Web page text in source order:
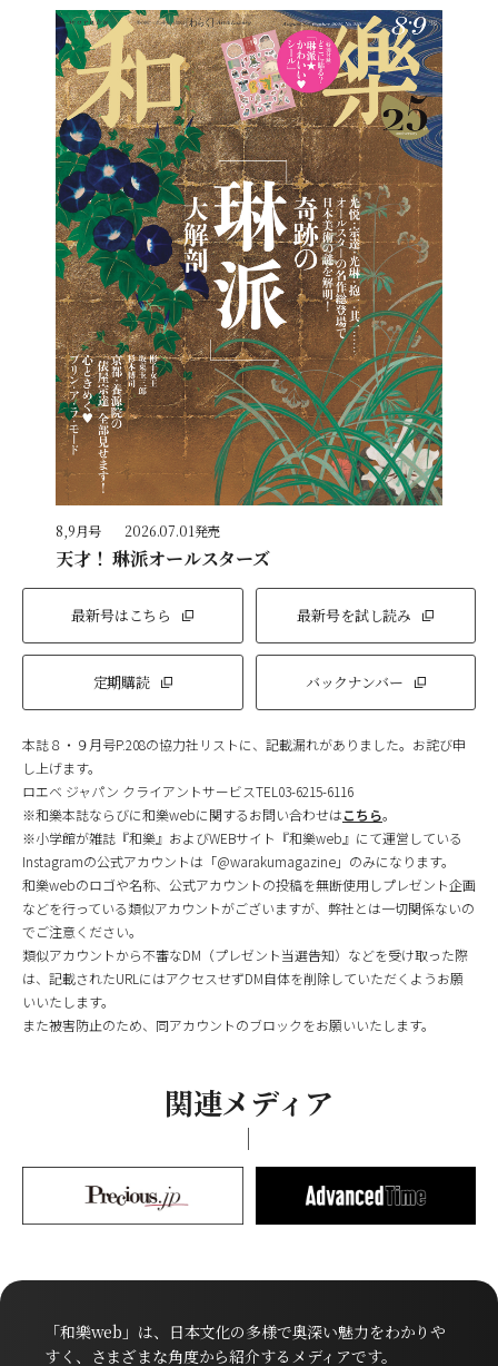
8,9月号 2026.07.01発売
天才！ 琳派オールスターズ
最新号はこちら 最新号を試し読み
定期購読 バックナンバー
本誌８・９月号P.208の協力社リストに、記載漏れがありました。お詫び申
し上げます。
ロエベ ジャパン クライアントサービスTEL03-6215-6116
※和樂本誌ならびに和樂webに関するお問い合わせはこちら。
※小学館が雑誌『和樂』およびWEBサイト『和樂web』にて運営している
Instagramの公式アカウントは「@warakumagazine」のみになります。
和樂webのロゴや名称、公式アカウントの投稿を無断使用しプレゼント企画
などを行っている類似アカウントがございますが、弊社とは一切関係ないの
でご注意ください。
類似アカウントから不審なDM（プレゼント当選告知）などを受け取った際
は、記載されたURLにはアクセスせずDM自体を削除していただくようお願
いいたします。
また被害防止のため、同アカウントのブロックをお願いいたします。
関連メディア
「和樂web」は、日本文化の多様で奥深い魅力をわかりや
すく、さまざまな角度から紹介するメディアです。